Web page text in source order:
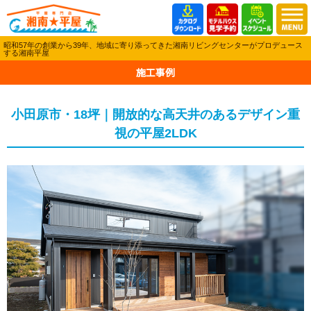
昭和57年の創業から39年、地域に寄り添ってきた湘南リビングセンターがプロデュース
する湘南平屋
施工事例
小田原市・18坪｜開放的な高天井のあるデザイン重
視の平屋2LDK